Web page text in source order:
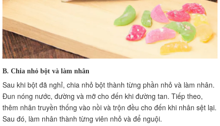
B. Chia nhỏ bột và làm nhân
Sau khi bột đã nghỉ, chia nhỏ bột thành từng phần nhỏ và làm nhân.
Đun nóng nước, đường và mỡ cho đến khi đường tan. Tiếp theo,
thêm nhân truyền thống vào nồi và trộn đều cho đến khi nhân sệt lại.
Sau đó, làm nhân thành từng viên nhỏ và để nguội.